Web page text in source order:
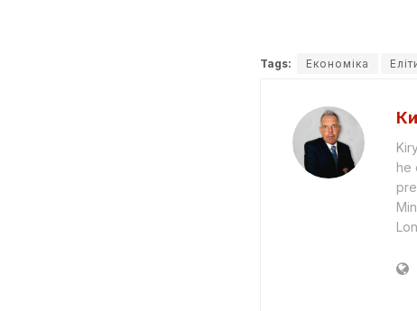
Tags: Економіка
he